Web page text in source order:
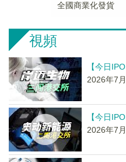
全國商業化發貨
視頻
【今日
2026年7
【今日
2026年7